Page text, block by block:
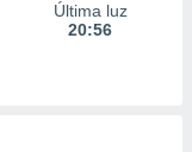
Última luz
20:56